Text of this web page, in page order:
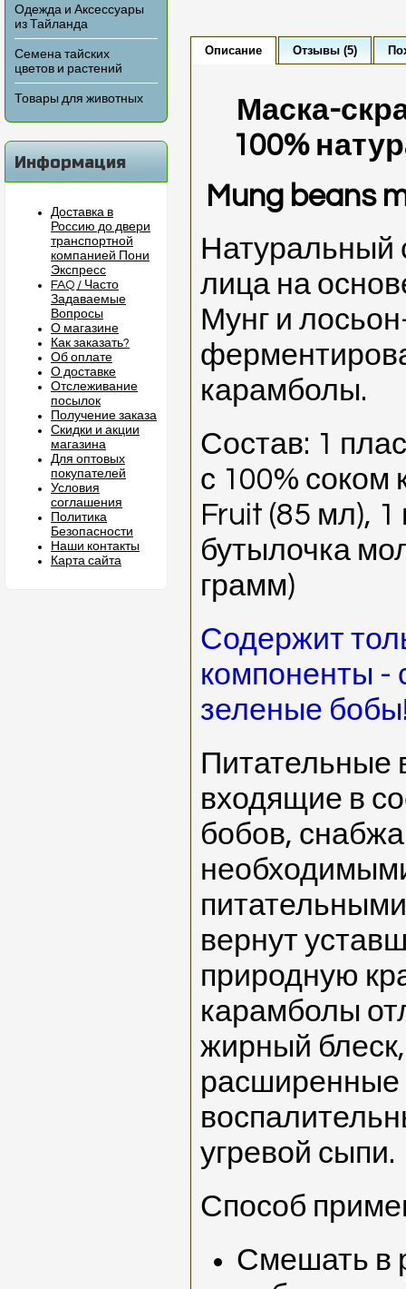
Одежда и Аксессуары
из Тайланда
Семена тайских
цветов и растений
Товары для животных
Информация
Доставка в
Россию до двери
транспортной
компанией Пони
Экспресс
FAQ / Часто
Задаваемые
Вопросы
О магазине
Как заказать?
Об оплате
О доставке
Отслеживание
посылок
Получение заказа
Скидки и акции
магазина
Для оптовых
покупателей
Условия
соглашения
Политика
Безопасности
Наши контакты
Карта сайта
Описание Отзывы (5)
Маска-
100%
Mung beans
Натуральный
лица на
Мунг и
карамболы.
Состав: 1
с 100%
Fruit (85 мл), 1
бутылочка
грамм)
Содержит
компоненты -
зеленые
Питательные
входящие в
бобов,
вернут
природную
карамболы
жирный блеск,
расширенные
угревой сыпи.
Способ
Смешать в